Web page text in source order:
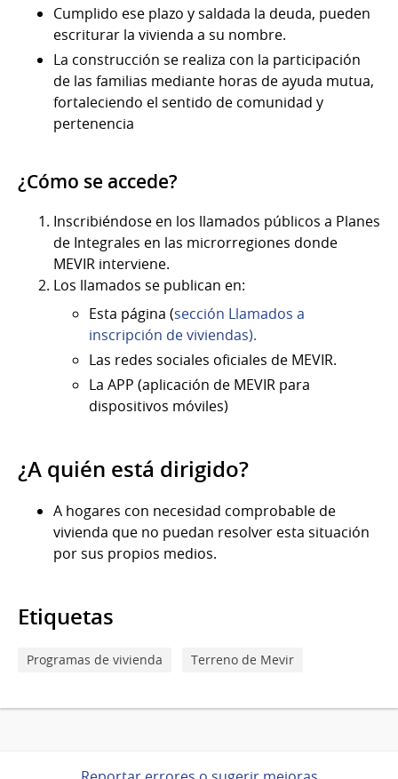
Cumplido ese plazo y saldada la deuda, pueden
escriturar la vivienda a su nombre.
La construcción se realiza con la participación
de las familias mediante horas de ayuda mutua,
fortaleciendo el sentido de comunidad y
pertenencia
¿Cómo se accede?
Inscribiéndose en los llamados públicos a Planes
de Integrales en las microrregiones donde
MEVIR interviene.
Los llamados se publican en:
Esta página (sección Llamados a
inscripción de viviendas).
Las redes sociales oficiales de MEVIR.
La APP (aplicación de MEVIR para
dispositivos móviles)
¿A quién está dirigido?
A hogares con necesidad comprobable de
vivienda que no puedan resolver esta situación
por sus propios medios.
Etiquetas
Programas de vivienda Terreno de Mevir